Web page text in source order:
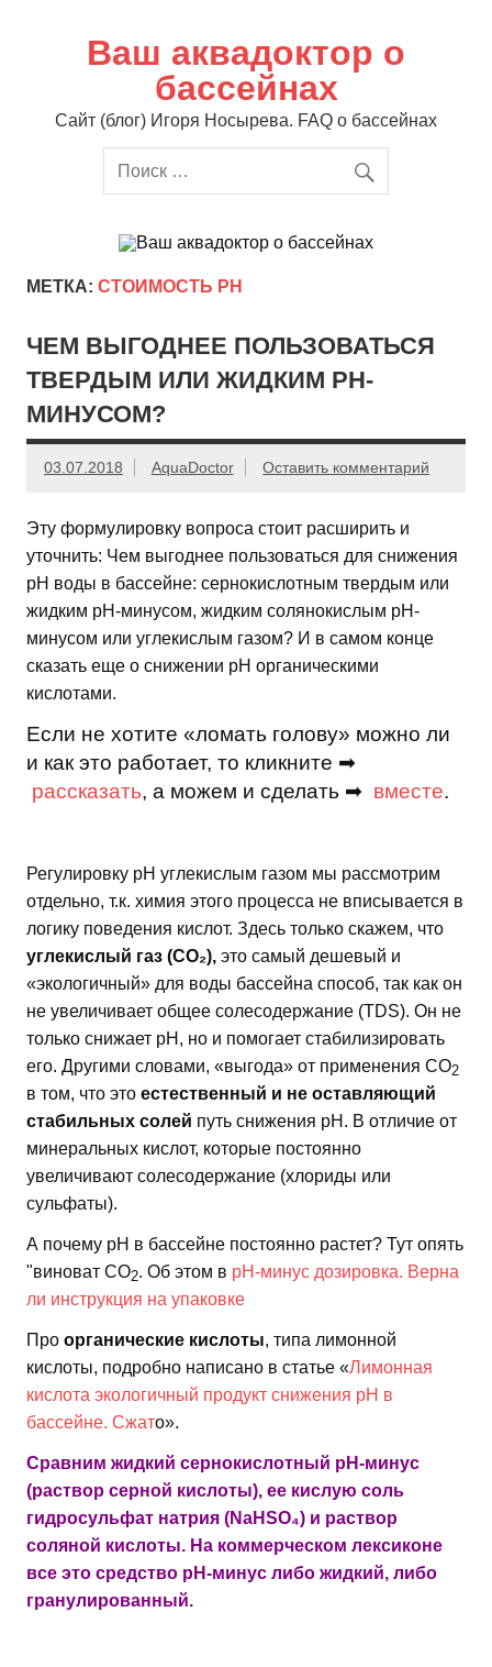
содержимомуВаш аквадоктор о
бассейнах
Сайт (блог) Игоря Носырева. FAQ о бассейнах
МЕТКА: СТОИМОСТЬ РН
ЧЕМ ВЫГОДНЕЕ ПОЛЬЗОВАТЬСЯ
ТВЕРДЫМ ИЛИ ЖИДКИМ РН-
МИНУСОМ?
03.07.2018 AquaDoctor Оставить комментарий
Эту формулировку вопроса стоит расширить и
уточнить: Чем выгоднее пользоваться для снижения
рН воды в бассейне: сернокислотным твердым или
жидким рН-минусом, жидким солянокислым рН-
минусом или углекислым газом? И в самом конце
сказать еще о снижении рН органическими
кислотами.
Если не хотите «ломать голову» можно ли
и как это работает, то кликните ➡
рассказать, а можем и сделать ➡ вместе.
Регулировку рН углекислым газом мы рассмотрим
отдельно, т.к. химия этого процесса не вписывается в
логику поведения кислот. Здесь только скажем, что
углекислый газ (CO₂), это самый дешевый и
«экологичный» для воды бассейна способ, так как он
не увеличивает общее солесодержание (TDS). Он не
только снижает pH, но и помогает стабилизировать
его. Другими словами, «выгода» от применения СО2
в том, что это естественный и не оставляющий
стабильных солей путь снижения pH. В отличие от
минеральных кислот, которые постоянно
увеличивают солесодержание (хлориды или
сульфаты).
А почему рН в бассейне постоянно растет? Тут опять
"виноват СО2. Об этом в рН-минус дозировка. Верна
ли инструкция на упаковке
Про органические кислоты, типа лимонной
кислоты, подробно написано в статье «Лимонная
кислота экологичный продукт снижения рН в
бассейне. Сжато».
Сравним жидкий сернокислотный рН-минус
(раствор серной кислоты), ее кислую соль
гидросульфат натрия (NaHSO₄) и раствор
соляной кислоты. На коммерческом лексиконе
все это средство рН-минус либо жидкий, либо
гранулированный.